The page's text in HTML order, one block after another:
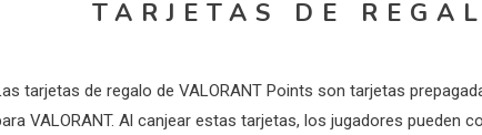
TARJETAS DE
tarjetas de regalo de VALORANT Points son tarjetas
VALORANT. Al canjear estas tarjetas, los jugadores pueden